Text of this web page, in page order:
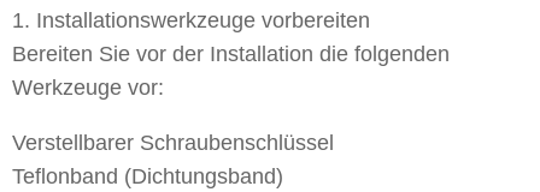
1. Installationswerkzeuge vorbereiten
Bereiten Sie vor der Installation die folgenden
Werkzeuge vor:
Verstellbarer Schraubenschlüssel
Teflonband (Dichtungsband)